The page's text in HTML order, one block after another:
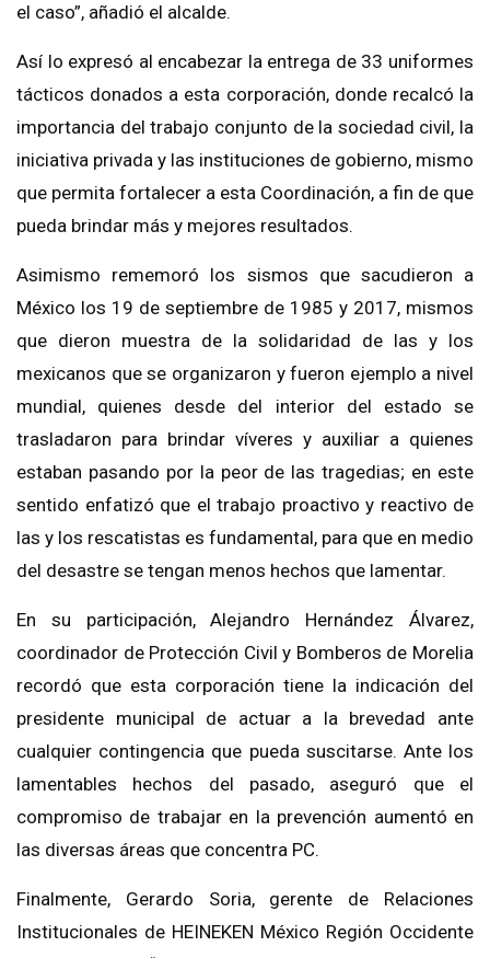
el caso”, añadió el alcalde.
Así lo expresó al encabezar la entrega de 33 uniformes
tácticos donados a esta corporación, donde recalcó la
importancia del trabajo conjunto de la sociedad civil, la
iniciativa privada y las instituciones de gobierno, mismo
que permita fortalecer a esta Coordinación, a fin de que
pueda brindar más y mejores resultados.
Asimismo rememoró los sismos que sacudieron a
México los 19 de septiembre de 1985 y 2017, mismos
que dieron muestra de la solidaridad de las y los
mexicanos que se organizaron y fueron ejemplo a nivel
mundial, quienes desde del interior del estado se
trasladaron para brindar víveres y auxiliar a quienes
estaban pasando por la peor de las tragedias; en este
sentido enfatizó que el trabajo proactivo y reactivo de
las y los rescatistas es fundamental, para que en medio
del desastre se tengan menos hechos que lamentar.
En su participación, Alejandro Hernández Álvarez,
coordinador de Protección Civil y Bomberos de Morelia
recordó que esta corporación tiene la indicación del
presidente municipal de actuar a la brevedad ante
cualquier contingencia que pueda suscitarse. Ante los
lamentables hechos del pasado, aseguró que el
compromiso de trabajar en la prevención aumentó en
las diversas áreas que concentra PC.
Finalmente, Gerardo Soria, gerente de Relaciones
Institucionales de HEINEKEN México Región Occidente